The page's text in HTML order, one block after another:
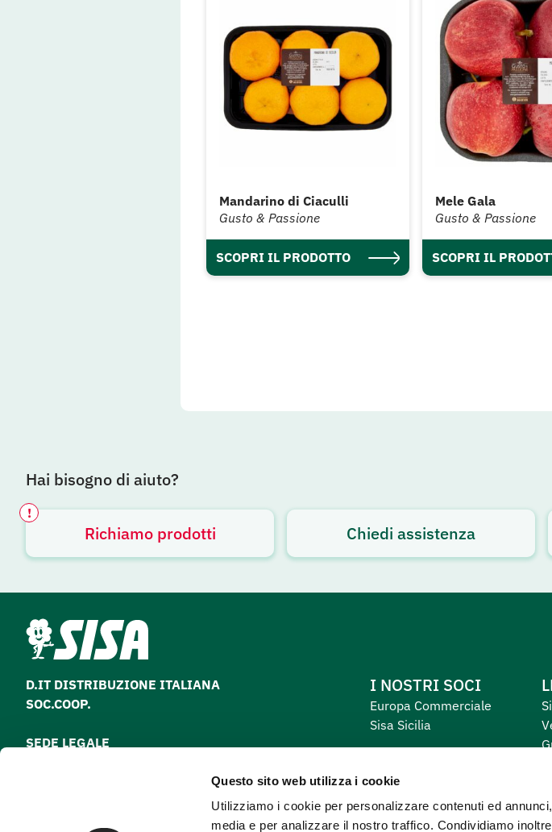
Questo sito web utilizza i cookie
Utilizziamo i cookie per personalizzare contenuti ed
media e per analizzare il nostro traffico. Condividiamo
Mandarino di Ciaculli
Gusto & Passione
SCOPRI IL PRODOTTO
Mele Gala
Gusto & Passione
SCOPRI IL
Hai bisogno di aiuto?
Richiamo prodotti
!
Avviso attivo
Chiedi assistenza
D.IT DISTRIBUZIONE ITALIANA
SOC.COOP.
SEDE LEGALE
I NOSTRI SOCI
Europa Commerciale
Sisa Sicilia